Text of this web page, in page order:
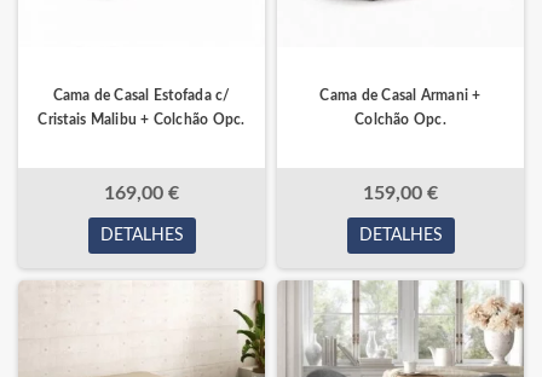
Cama de Casal Estofada c/
Cristais Malibu + Colchão Opc.
169,00 €
DETALHES
Cama de Casal Armani +
Colchão Opc.
159,00 €
DETALHES